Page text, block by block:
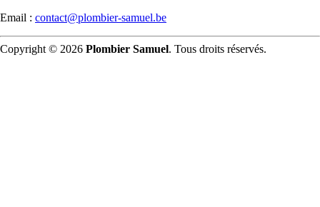
Email : contact@plombier-samuel.be
Copyright © 2026 Plombier Samuel. Tous droits réservés.